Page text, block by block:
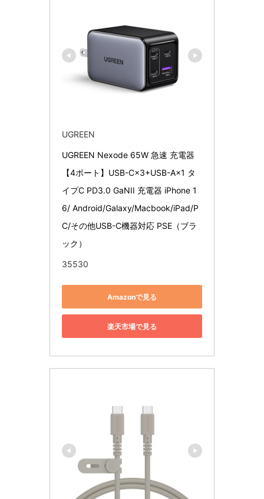
UGREEN
UGREEN Nexode 65W 急速 充電器
【4ポート】USB-C×3+USB-A×1 タ
イプC PD3.0 GaNII 充電器 iPhone 1
6/ Android/Galaxy/Macbook/iPad/P
C/その他USB-C機器対応 PSE（ブラ
ック）
35530
Amazonで見る
楽天市場で見る